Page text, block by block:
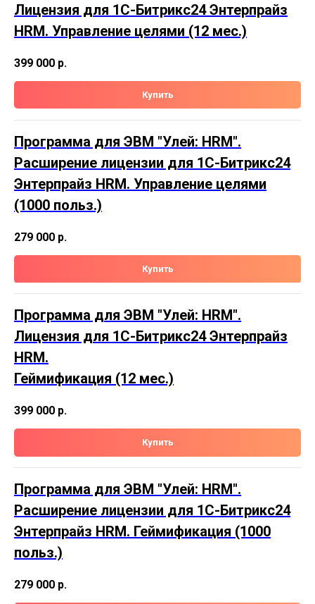
Лицензия для 1С-Битрикс24 Энтерпрайз
HRM. Управление целями (12 мес.)
399 000 р.
Купить
Программа для ЭВМ "Улей: HRM".
Расширение лицензии для 1С-Битрикс24
Энтерпрайз HRM. Управление целями
(1000 польз.)
279 000 р.
Купить
Программа для ЭВМ "Улей: HRM".
Лицензия для 1С-Битрикс24 Энтерпрайз
HRM.
Геймификация (12 мес.)
399 000 р.
Купить
Программа для ЭВМ "Улей: HRM".
Расширение лицензии для 1С-Битрикс24
Энтерпрайз HRM. Геймификация (1000
польз.)
279 000 р.